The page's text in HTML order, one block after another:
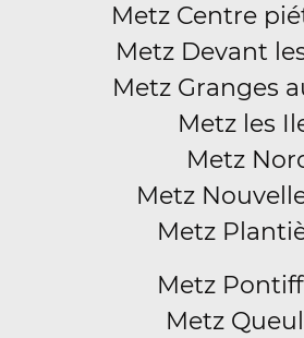
Metz Centre
Metz Devant
Metz Granges
Metz les
Metz
Metz
Metz
Metz
Metz